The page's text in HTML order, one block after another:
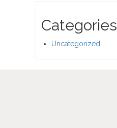
Categories
Uncategorized